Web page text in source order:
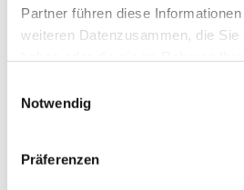
Partner führen diese
weiteren Datenzusammen, die Sie
Impressum
Notwendig
Präferenzen
Planen Sie Ihre Anreise
Verkehrs- und Tarifverbund
Deutsche Bahn AG
Google Maps